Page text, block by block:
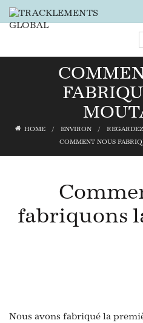
HOME ENVIRON
COMMENT NOUS
fabriquons
Nous avons fabriqué la